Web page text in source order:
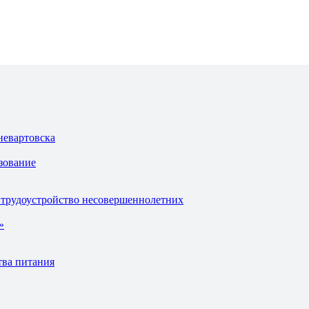
несовершеннолетних
питания